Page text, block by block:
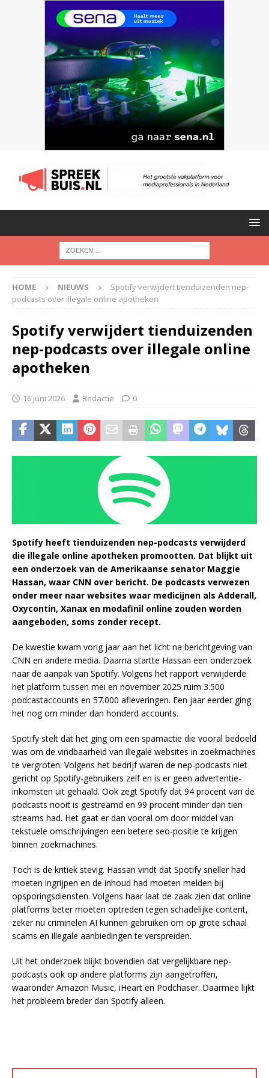
HOME NIEUWS
Spotify verwijdert tienduizenden nep-
podcasts over illegale online apotheken
Spotify verwijdert tienduizenden
nep-podcasts over illegale online
apotheken
16 juni 2026 Redactie 0
Spotify heeft tienduizenden nep-podcasts verwijderd
die illegale online apotheken promootten. Dat blijkt uit
een onderzoek van de Amerikaanse senator Maggie
Hassan, waar CNN over bericht. De podcasts verwezen
onder meer naar websites waar medicijnen als Adderall,
Oxycontin, Xanax en modafinil online zouden worden
aangeboden, soms zonder recept.
De kwestie kwam vorig jaar aan het licht na berichtgeving van
CNN en andere media. Daarna startte Hassan een onderzoek
naar de aanpak van Spotify. Volgens het rapport verwijderde
het platform tussen mei en november 2025 ruim 3.500
podcastaccounts en 57.000 afleveringen. Een jaar eerder ging
het nog om minder dan honderd accounts.
Spotify stelt dat het ging om een spamactie die vooral bedoeld
was om de vindbaarheid van illegale websites in zoekmachines
te vergroten. Volgens het bedrijf waren de nep-podcasts niet
gericht op Spotify-gebruikers zelf en is er geen advertentie-
inkomsten uit gehaald. Ook zegt Spotify dat 94 procent van de
podcasts nooit is gestreamd en 99 procent minder dan tien
streams had. Het gaat er dan vooral om door middel van
tekstuele omschrijvingen een betere seo-positie te krijgen
binnen zoekmachines.
Toch is de kritiek stevig. Hassan vindt dat Spotify sneller had
moeten ingrijpen en de inhoud had moeten melden bij
opsporingsdiensten. Volgens haar laat de zaak zien dat online
platforms beter moeten optreden tegen schadelijke content,
zeker nu criminelen AI kunnen gebruiken om op grote schaal
scams en illegale aanbiedingen te verspreiden.
Uit het onderzoek blijkt bovendien dat vergelijkbare nep-
podcasts ook op andere platforms zijn aangetroffen,
waaronder Amazon Music, iHeart en Podchaser. Daarmee lijkt
het probleem breder dan Spotify alleen.